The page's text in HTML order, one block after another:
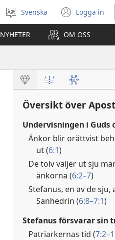
Välj
språk
Svenska Logga in
(öppnar
nytt
fönster)
NYHETER OM OSS
Översikt över
Undervisningen i
Änkor blir orättvist
ut (6:1)
De tolv väljer ut sju
änkorna (6:2–7)
Stefanus, en av de
Sanhedrin (6:8–7:1)
Stefanus försvarar sin
Patriarkernas tid (